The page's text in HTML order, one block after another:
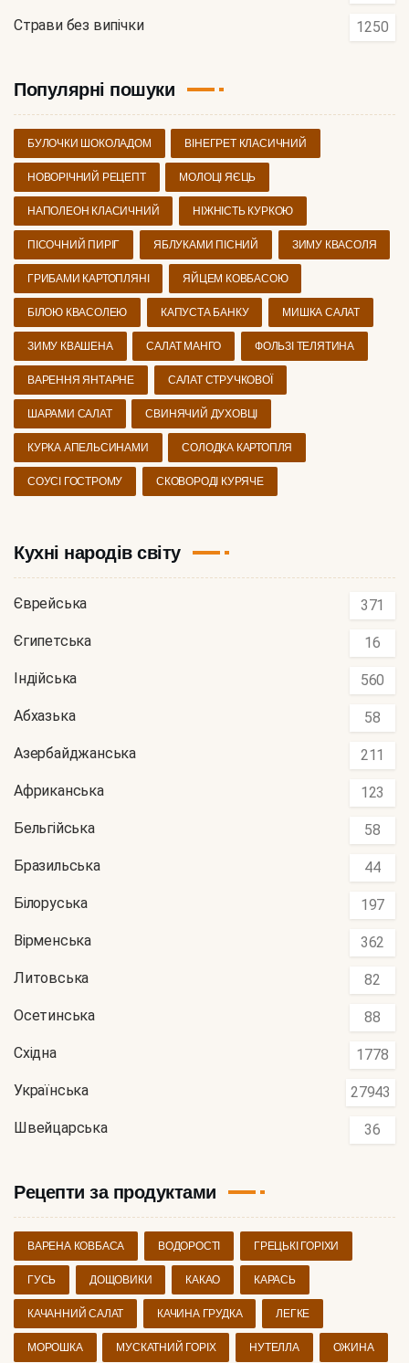
Страви без випічки 1250
Популярні пошуки
БУЛОЧКИ ШОКОЛАДОМ ВІНЕГРЕТ КЛАСИЧНИЙ
НОВОРІЧНИЙ РЕЦЕПТ МОЛОЦІ ЯЄЦЬ
НАПОЛЕОН КЛАСИЧНИЙ НІЖНІСТЬ КУРКОЮ
ПІСОЧНИЙ ПИРІГ ЯБЛУКАМИ ПІСНИЙ ЗИМУ КВАСОЛЯ
ГРИБАМИ КАРТОПЛЯНІ ЯЙЦЕМ КОВБАСОЮ
БІЛОЮ КВАСОЛЕЮ КАПУСТА БАНКУ МИШКА САЛАТ
ЗИМУ КВАШЕНА САЛАТ МАНГО ФОЛЬЗІ ТЕЛЯТИНА
ВАРЕННЯ ЯНТАРНЕ САЛАТ СТРУЧКОВОЇ
ШАРАМИ САЛАТ СВИНЯЧИЙ ДУХОВЦІ
КУРКА АПЕЛЬСИНАМИ СОЛОДКА КАРТОПЛЯ
СОУСІ ГОСТРОМУ СКОВОРОДІ КУРЯЧЕ
Кухні народів світу
Єврейська 371
Єгипетська 16
Індійська 560
Абхазька 58
Азербайджанська 211
Африканська 123
Бельгійська 58
Бразильська 44
Білоруська 197
Вірменська 362
Литовська 82
Осетинська 88
Східна 1778
Українська 27943
Швейцарська 36
Рецепти за продуктами
ВАРЕНА КОВБАСА ВОДОРОСТІ ГРЕЦЬКІ ГОРІХИ
ГУСЬ ДОЩОВИКИ КАКАО КАРАСЬ
КАЧАННИЙ САЛАТ КАЧИНА ГРУДКА ЛЕГКЕ
МОРОШКА МУСКАТНИЙ ГОРІХ НУТЕЛЛА ОЖИНА